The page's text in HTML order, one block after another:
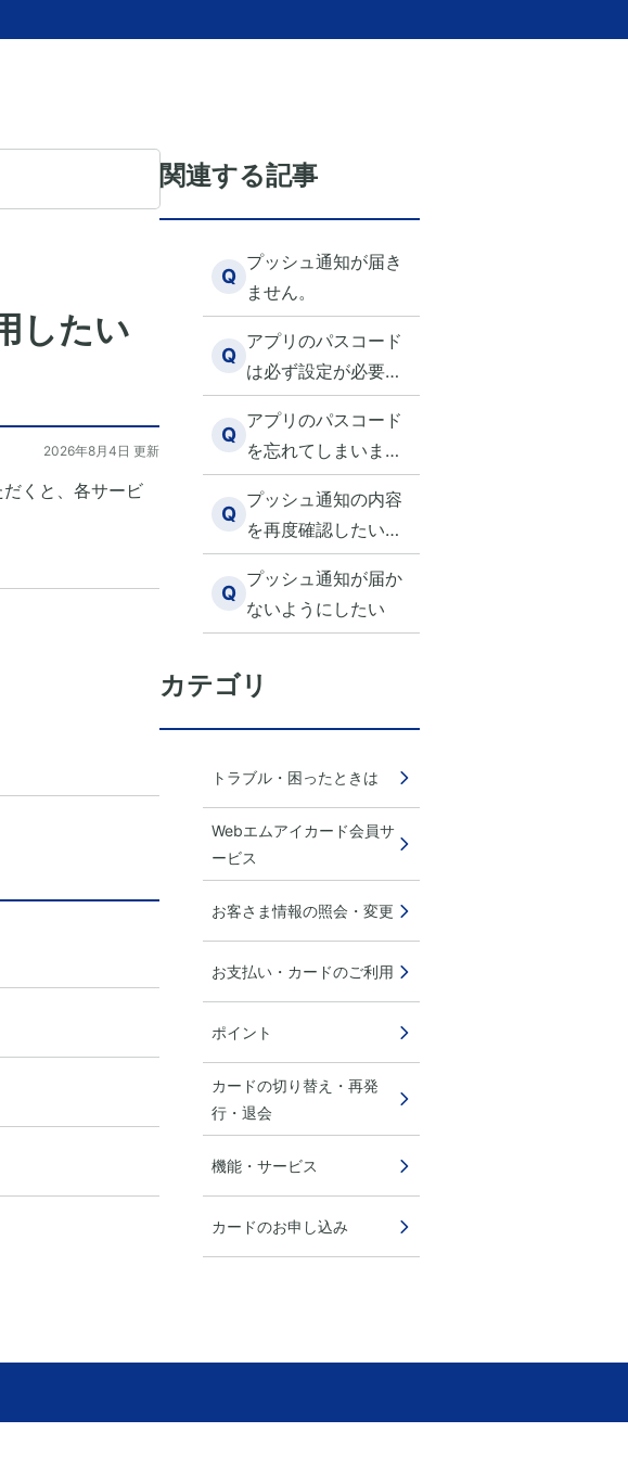
したい
2026年8月4日 更新
くと、各サービ
関連する記事
Q
プッシュ通知が届き
ません。
Q
アプリのパスコード
は必ず設定が必要で
しょうか。
Q
アプリのパスコード
を忘れてしまいまし
た。
Q
プッシュ通知の内容
を再度確認したいで
す。
Q
プッシュ通知が届か
ないようにしたい
カテゴリ
トラブル・困ったときは
Webエムアイカード会員サ
ービス
お客さま情報の照会・変更
お支払い・カードのご利用
ポイント
カードの切り替え・再発
行・退会
機能・サービス
カードのお申し込み